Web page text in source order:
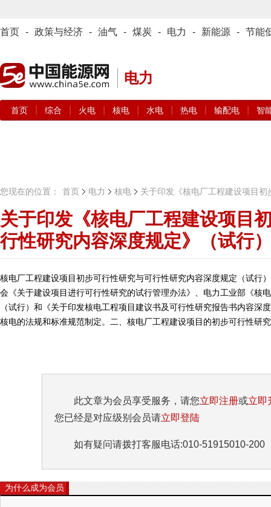
首页 - 政策与经济 - 油气 - 煤炭 - 电力 - 新能源 - 节能
电力
首页 综合 火电 核电 水电 热电 输配电 智
您现在的位置： 首页 电力 核电 关于印发《核电厂工程建设项目
关于印发《核电厂工程建设项目
行性研究内容深度规定》（试行
核电厂工程建设项目初步可行性研究与可行性研究内容深度规定（试行
会《关于建设项目进行可行性研究的试行管理办法》、电力工业部《核
（试行）和《关于印发核电工程项目建议书及可行性研究报告书内容深
核电的法规和标准规范制定。二、核电厂工程建设项目的初步可行性研
此文章为会员享受服务，请您立即注册或立即
您已经是对应级别会员请立即登陆
如有疑问请拨打客服电话:010-51915010-200
为什么成为会员